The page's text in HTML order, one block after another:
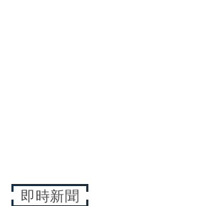
即時新聞